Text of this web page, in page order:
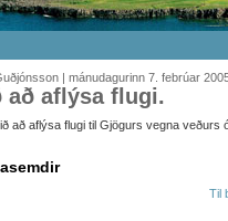
| mánudagurinn 7. febrúar
að aflýsa flugi.
að aflýsa flugi til Gjögurs vegna veðurs
Til